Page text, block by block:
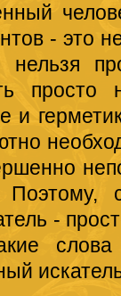
- это
нельзя
просто
и
Поэтому,
-